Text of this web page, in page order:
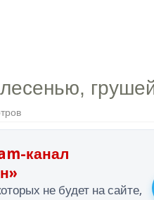
канал
не будет на сайте,